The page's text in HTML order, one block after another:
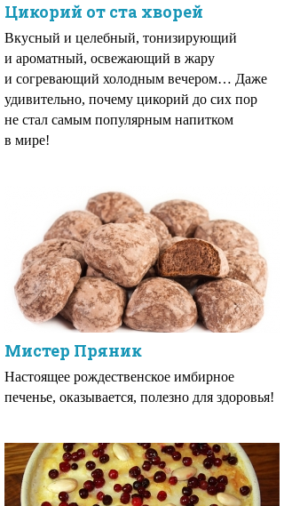
Цикорий от ста хворей
Вкусный и целебный, тонизирующий
и ароматный, освежающий в жару
и согревающий холодным вечером… Даже
удивительно, почему цикорий до сих пор
не стал самым популярным напитком
в мире!
Мистер Пряник
Настоящее рождественское имбирное
печенье, оказывается, полезно для здоровья!